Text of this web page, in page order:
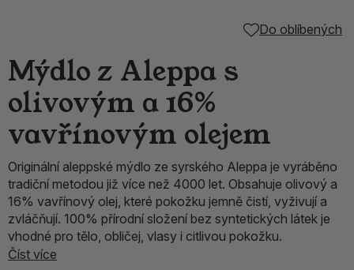
Do oblíbených
Mýdlo z Aleppa s
olivovým a 16%
vavřínovým olejem
Originální aleppské mýdlo ze syrského Aleppa je vyráběno
tradiční metodou již více než 4000 let. Obsahuje olivový a
16% vavřínový olej, které pokožku jemně čistí, vyživují a
zvláčňují. 100% přírodní složení bez syntetických látek je
vhodné pro tělo, obličej, vlasy i citlivou pokožku.
Číst více